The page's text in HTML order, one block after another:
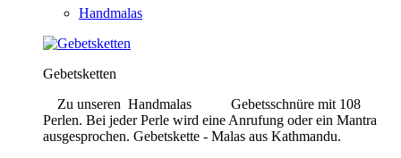
Handmalas
Gebetsketten
Zu unseren Handmalas Gebetsschnüre mit 108
Perlen. Bei jeder Perle wird eine Anrufung oder ein Mantra
ausgesprochen. Gebetskette - Malas aus Kathmandu.